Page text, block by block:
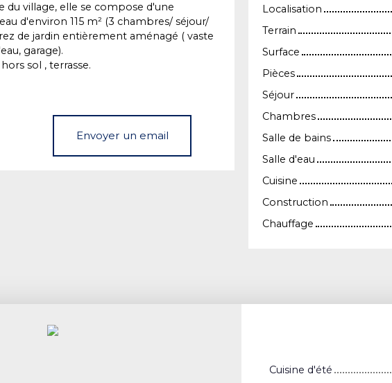
du village, elle se compose d'une
d'environ 115 m² (3 chambres/ séjour/
de jardin entièrement aménagé ( vaste
garage).
sol , terrasse.
Envoyer un email
Localisation
Terrain
Surface
Pièces
Séjour
Chambres
Salle de bains
Salle d'eau
Cuisine
Construction
Chauffage
Cuisine d'été